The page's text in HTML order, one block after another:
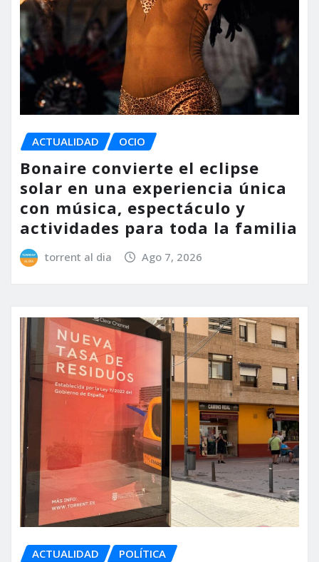
ACTUALIDAD OCIO
Bonaire convierte el eclipse
solar en una experiencia única
con música, espectáculo y
actividades para toda la familia
torrent al dia Ago 7, 2026
ACTUALIDAD POLÍTICA